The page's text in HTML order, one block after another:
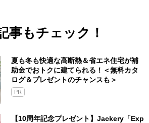
事もチェック！
夏も冬も快適な高断熱＆省エネ住宅が補
助金でおトクに建てられる！＜無料カタ
ログ＆プレゼントのチャンスも＞
PR
【10周年記念プレゼント】Jackery「Exp